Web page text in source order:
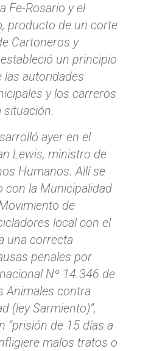
Fe-Rosario y el
producto de un corte
Cartoneros y
un principio
las autoridades
y los carreros
situación.
ayer en el
Lewis, ministro de
Humanos. Allí se
con la Municipalidad
de
local con el
una correcta
penales por
Nº 14.346 de
Animales contra
(ley Sarmiento)”,
“prisión de 15 días a
malos tratos o